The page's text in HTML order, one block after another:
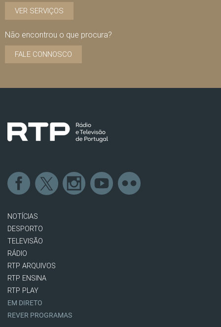
VER SERVIÇOS
Não encontrou o que procura?
FALE CONNOSCO
NOTÍCIAS
DESPORTO
TELEVISÃO
RÁDIO
RTP ARQUIVOS
RTP ENSINA
RTP PLAY
EM DIRETO
REVER PROGRAMAS